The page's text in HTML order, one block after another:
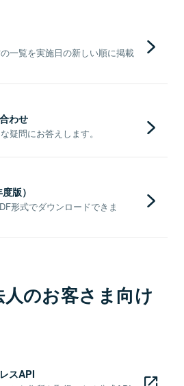
一覧を実施日の新しい順に掲載
わせ
疑問にお答えします。
版）
形式でダウンロードできま
のお客さま向け
スAPI